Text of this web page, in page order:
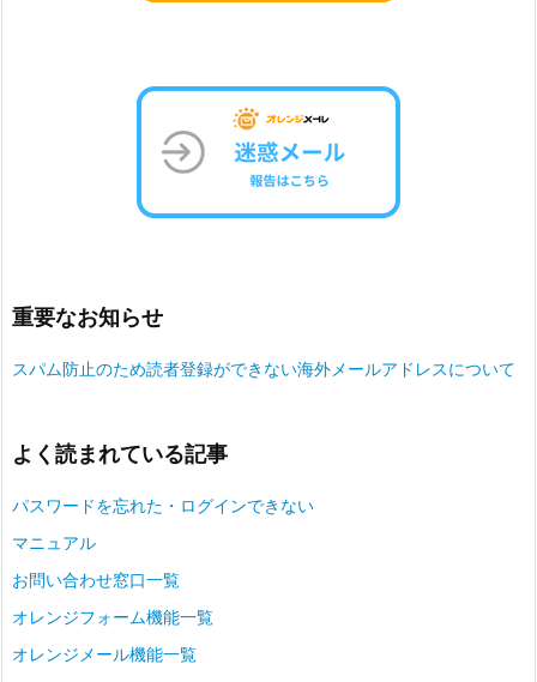
重要なお知らせ
スパム防止のため読者登録ができない海外メールアドレスについて
よく読まれている記事
パスワードを忘れた・ログインできない
マニュアル
お問い合わせ窓口一覧
オレンジフォーム機能一覧
オレンジメール機能一覧